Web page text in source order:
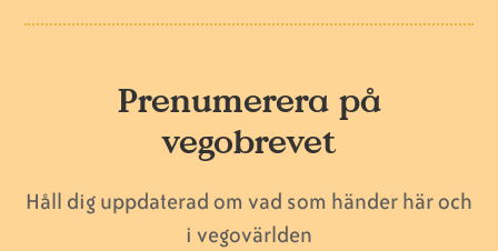
Prenumerera på
vegobrevet
Håll dig uppdaterad om vad som händer här och
i vegovärlden